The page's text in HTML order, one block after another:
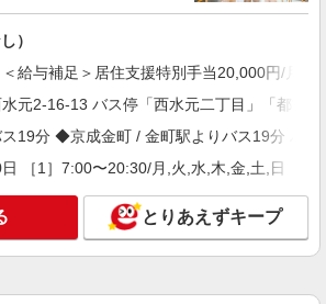
、夜勤手当（2,320円/回） ◆居住支援特別手
東京都練馬区中村3-33-15 JR中央線 阿佐ヶ谷
詳細を見る
レースメイト中村橋/1380000216-002
護福祉士（役職なし）
月給307,280円 ＜給与補足＞居住支援特別手当
勤1回あたり10,616円（深夜割増＋夜勤手当）
）
給与補足＞居住支援特別手当20,000円/月
元2-16-13 バス停「西水元二丁目」「都営
19分 ◆京成金町 / 金町駅よりバス19分 バ
［1］7:00〜20:30/月,火,水,木,金,土,日 ［2
とりあえずキープ